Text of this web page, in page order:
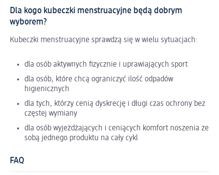
Dla kogo kubeczki menstruacyjne będą dobrym
wyborem?
Kubeczki menstruacyjne sprawdzą się w wielu sytuacjach:
dla osób aktywnych fizycznie i uprawiających sport
dla osób, które chcą ograniczyć ilość odpadów
higienicznych
dla tych, którzy cenią dyskrecję i długi czas ochrony bez
częstej wymiany
dla osób wyjeżdżających i ceniących komfort noszenia ze
sobą jednego produktu na cały cykl
FAQ